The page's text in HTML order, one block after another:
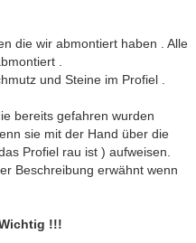
die wir abmontiert haben . Alle
.
und Steine im Profiel .
bereits gefahren wurden
sie mit der Hand über die
Profiel rau ist ) aufweisen.
Beschreibung erwähnt wenn
!!!